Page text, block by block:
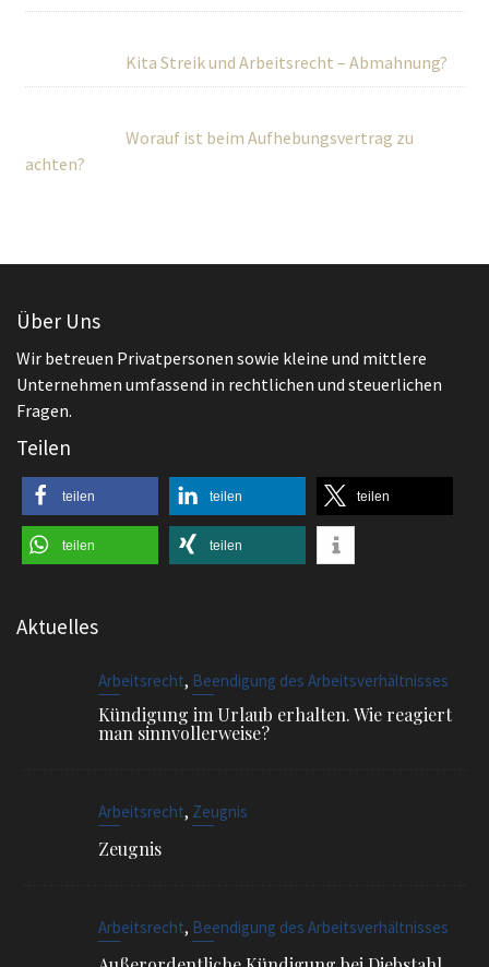
Kita Streik und Arbeitsrecht – Abmahnung?
Worauf ist beim Aufhebungsvertrag zu
achten?
Über Uns
Wir betreuen Privatpersonen sowie kleine und mittlere
Unternehmen umfassend in rechtlichen und steuerlichen
Fragen.
Teilen
teilen teilen teilen
teilen teilen
Aktuelles
Arbeitsrecht, Beendigung des Arbeitsverhältnisses
Kündigung im Urlaub erhalten. Wie reagiert
man sinnvollerweise?
Arbeitsrecht, Zeugnis
Zeugnis
Arbeitsrecht, Beendigung des Arbeitsverhältnisses